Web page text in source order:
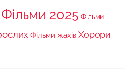
Фільми 2025 Фільми
Фільми жахів Хорори